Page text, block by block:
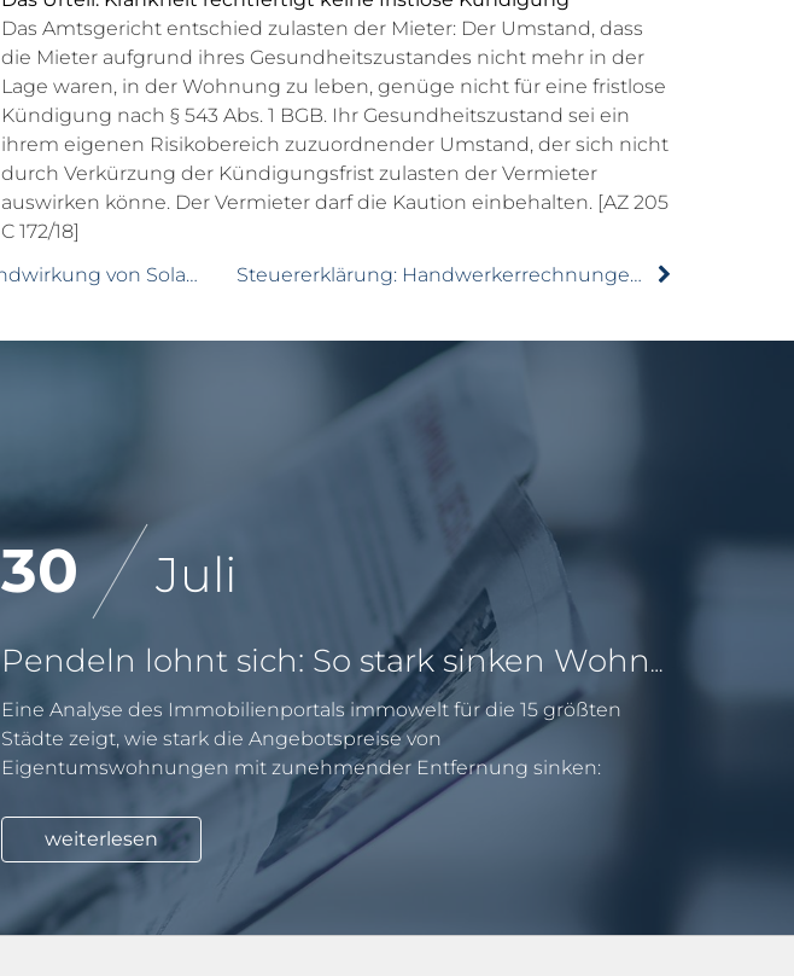
Das Amtsgericht entschied zulasten der Mieter: Der Umstand, dass
die Mieter aufgrund ihres Gesundheitszustandes nicht mehr in der
Lage waren, in der Wohnung zu leben, genüge nicht für eine fristlose
Kündigung nach § 543 Abs. 1 BGB. Ihr Gesundheitszustand sei ein
ihrem eigenen Risikobereich zuzuordnender Umstand, der sich nicht
durch Verkürzung der Kündigungsfrist zulasten der Vermieter
auswirken könne. Der Vermieter darf die Kaution einbehalten. [AZ 205
C 172/18]
Eigentümer muss Blendwirkung von Solaranlage nicht dulden
Steuererklärung: Handwerkerrechnungen nicht vergessen
30 Juli
Pendeln lohnt sich: So stark sinken Wohnungspreise im Umland
Eine Analyse des Immobilienportals immowelt für die 15 größten
Städte zeigt, wie stark die Angebotspreise von
Eigentumswohnungen mit zunehmender Entfernung sinken:
weiterlesen